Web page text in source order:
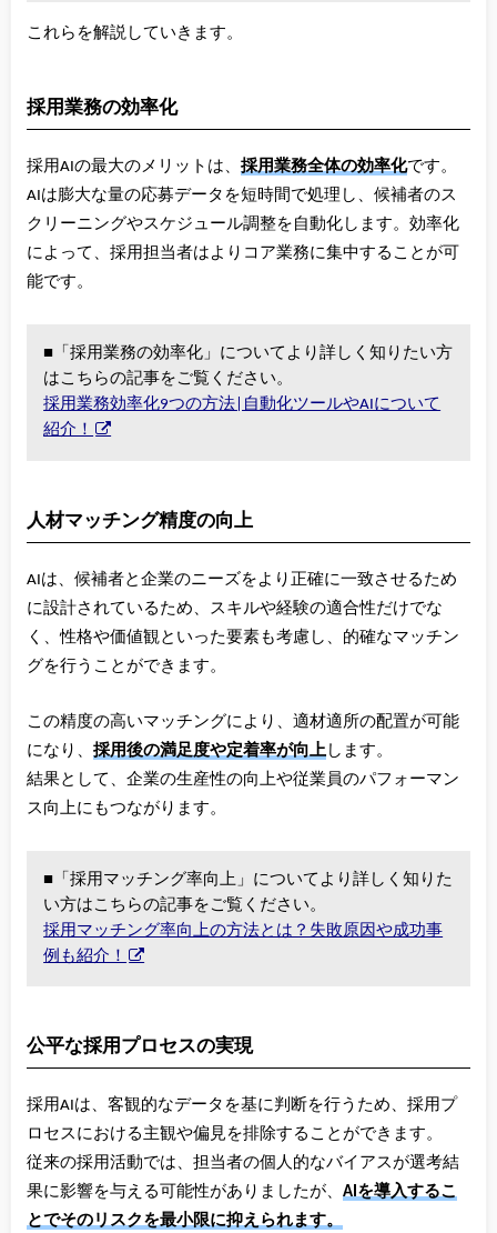
これらを解説していきます。
採用業務の効率化
採用AIの最大のメリットは、 採用業務全体の効率化です。
AIは膨大な量の応募データを短時間で処理し、候補者のス
クリーニングやスケジュール調整を自動化します。効率化
によって、採用担当者はよりコア業務に集中することが可
能です。
■「採用業務の効率化」についてより詳しく知りたい方
はこちらの記事をご覧ください。
採用業務効率化9つの方法|自動化ツールやAIについて
紹介！
人材マッチング精度の向上
AIは、候補者と企業のニーズをより正確に一致させるため
に設計されているため、スキルや経験の適合性だけでな
く、性格や価値観といった要素も考慮し、的確なマッチン
グを行うことができます。
この精度の高いマッチングにより、適材適所の配置が可能
になり、 採用後の満足度や定着率が向上します。
結果として、企業の生産性の向上や従業員のパフォーマン
ス向上にもつながります。
■「採用マッチング率向上」についてより詳しく知りた
い方はこちらの記事をご覧ください。
採用マッチング率向上の方法とは？失敗原因や成功事
例も紹介！
公平な採用プロセスの実現
採用AIは、客観的なデータを基に判断を行うため、採用プ
ロセスにおける主観や偏見を排除することができます。
従来の採用活動では、担当者の個人的なバイアスが選考結
果に影響を与える可能性がありましたが、 AIを導入するこ
とでそのリスクを最小限に抑えられます。